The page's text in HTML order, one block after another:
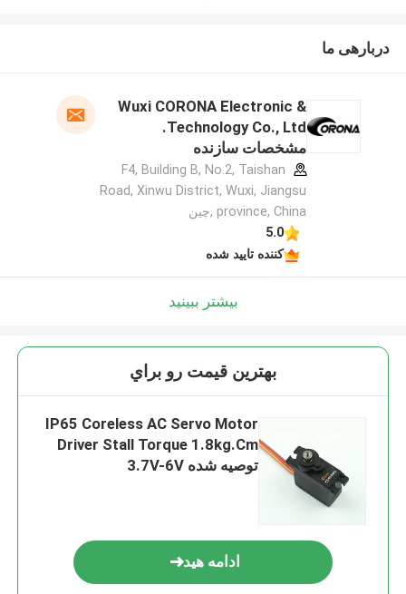
دربارهی ما
Wuxi CORONA Electronic &
Technology Co., Ltd.
مشخصات سازنده
F4, Building B, No.2, Taishan
Road, Xinwu District, Wuxi, Jiangsu
province, China ,چین
5.0
کننده تایید شده
بیشتر ببینید
بهترين قيمت رو براي
IP65 Coreless AC Servo Motor
Driver Stall Torque 1.8kg.Cm
توصیه شده 3.7V-6V
ادامه هید